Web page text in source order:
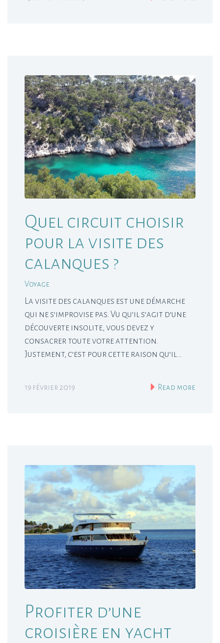
Quel circuit choisir
pour la visite des
calanques ?
Voyage
La visite des calanques est une démarche
qui ne s’improvise pas. Vu qu’il s’agit d’une
découverte insolite, vous devez y
consacrer toute votre attention.
Justement, c’est pour cette raison qu’il…
19 février 2019 Read more
Profiter d’une
croisière en yacht